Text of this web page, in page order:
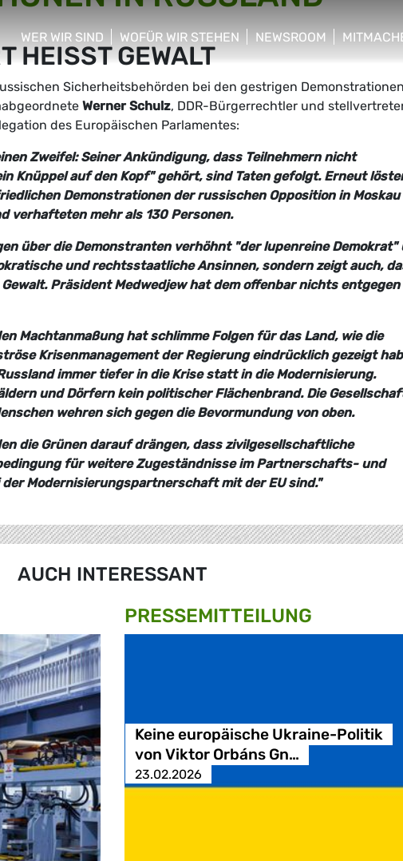
WER WIR SIND
show/hide sub menu
WOFÜR WIR STEHEN
show/hide sub menu
NEWSROOM
HEISST GEWALT
Sicherheitsbehörden bei den gestrigen
Werner Schulz, DDR-Bürgerrechtler und
des Europäischen Parlamentes:
Zweifel: Seiner Ankündigung, dass Teilnehmern nicht
Knüppel auf den Kopf" gehört, sind Taten gefolgt. Erneut
Demonstrationen der russischen Opposition in Moskau
verhafteten mehr als 130 Personen.
über die Demonstranten verhöhnt "der lupenreine Demokrat"
und rechtsstaatliche Ansinnen, sondern zeigt auch,
Präsident Medwedjew hat dem offenbar nichts entgegen
Machtanmaßung hat schlimme Folgen für das Land, wie die
Krisenmanagement der Regierung eindrücklich gezeigt
immer tiefer in die Krise statt in die Modernisierung.
und Dörfern kein politischer Flächenbrand. Die
wehren sich gegen die Bevormundung von oben.
die Grünen darauf drängen, dass zivilgesellschaftliche
für weitere Zugeständnisse im Partnerschafts- und
Modernisierungspartnerschaft mit der EU sind."
AUCH INTERESSANT
PRESSE­MITTEILUNG
Keine europäische Ukraine-Politik
von Viktor Orbáns Gn…
23.02.2026